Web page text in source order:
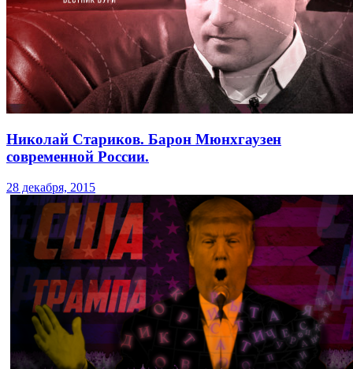
Николай Стариков. Барон Мюнхгаузен
современной России.
28 декабря, 2015